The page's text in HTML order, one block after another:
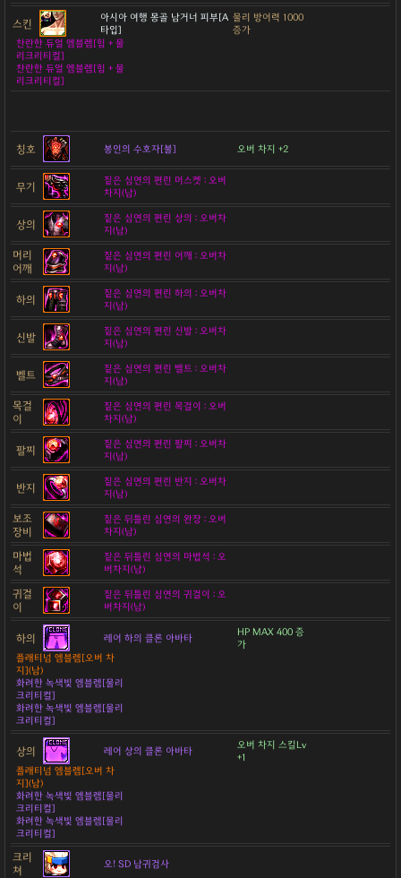
스킨
아시아 여행 몽골 남거너 피부[A
타입]
물리 방어력 1000
증가
찬란한 듀얼 엠블렘[힘 + 물
리크리티컬]
찬란한 듀얼 엠블렘[힘 + 물
리크리티컬]
칭호 봉인의 수호자[불] 오버 차지 +2
무기
짙은 심연의 편린 머스켓 : 오버
차지(남)
상의
짙은 심연의 편린 상의 : 오버차
지(남)
머리
어깨
짙은 심연의 편린 어깨 : 오버차
지(남)
하의
짙은 심연의 편린 하의 : 오버차
지(남)
신발
짙은 심연의 편린 신발 : 오버차
지(남)
벨트
짙은 심연의 편린 벨트 : 오버차
지(남)
목걸
이
짙은 심연의 편린 목걸이 : 오버
차지(남)
팔찌
짙은 심연의 편린 팔찌 : 오버차
지(남)
반지
짙은 심연의 편린 반지 : 오버차
지(남)
보조
장비
짙은 뒤틀린 심연의 완장 : 오버
차지(남)
마법
석
짙은 뒤틀린 심연의 마법석 : 오
버차지(남)
귀걸
이
짙은 뒤틀린 심연의 귀걸이 : 오
버차지(남)
하의 레어 하의 클론 아바타
HP MAX 400 증
가
플래티넘 엠블렘[오버 차
지](남)
화려한 녹색빛 엠블렘[물리
크리티컬]
화려한 녹색빛 엠블렘[물리
크리티컬]
상의 레어 상의 클론 아바타
오버 차지 스킬Lv
+1
플래티넘 엠블렘[오버 차
지](남)
화려한 녹색빛 엠블렘[물리
크리티컬]
화려한 녹색빛 엠블렘[물리
크리티컬]
크리
쳐
오! SD 남귀검사